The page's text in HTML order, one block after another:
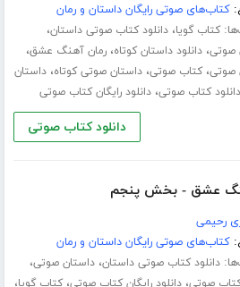
کتاب‌های صوتی رایگان داستان و رمان
کتاب گویا،دانلود کتاب صوتی داستان،
صوتی،دانلود داستان کوتاه،رمان آهنگ عشق،
صوتی،کتاب صوتی،داستان صوتی کوتاه،داستان
دانلود کتاب صوتی،دانلود رایگان کتاب صوتی
دانلود کتاب صوتی
عشق - بخش پنجم
رحیمی
کتاب‌های صوتی رایگان داستان و رمان
دانلود کتاب صوتی داستان،داستان صوتی،
کتاب صوتی،دانلود رایگان کتاب صوتی،کتاب گویا،